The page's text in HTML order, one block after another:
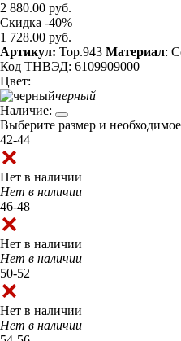
2 880.00 руб.
Скидка -40%
1 728.00 руб.
Артикул: Top.943 Материал:
Код ТНВЭД: 6109909000
Цвет:
черный
Наличие:
Выберите размер и
42-44
Нет в наличии
Нет в наличии
46-48
Нет в наличии
Нет в наличии
50-52
Нет в наличии
Нет в наличии